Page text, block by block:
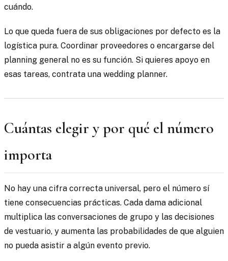
cuándo.
Lo que queda fuera de sus obligaciones por defecto es la
logística pura. Coordinar proveedores o encargarse del
planning general no es su función. Si quieres apoyo en
esas tareas, contrata una wedding planner.
Cuántas elegir y por qué el número
importa
No hay una cifra correcta universal, pero el número sí
tiene consecuencias prácticas. Cada dama adicional
multiplica las conversaciones de grupo y las decisiones
de vestuario, y aumenta las probabilidades de que alguien
no pueda asistir a algún evento previo.